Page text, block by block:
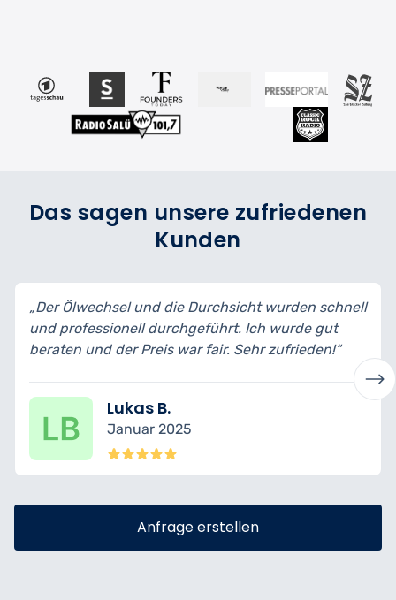
Das sagen unsere zufriedenen
Kunden
die Durchsicht wurden schnell
durchgeführt. Ich wurde gut
war fair. Sehr zufrieden!“
B.
„Ich habe mein
bin wirklich
transparent erklärt
Anfrage erstellen